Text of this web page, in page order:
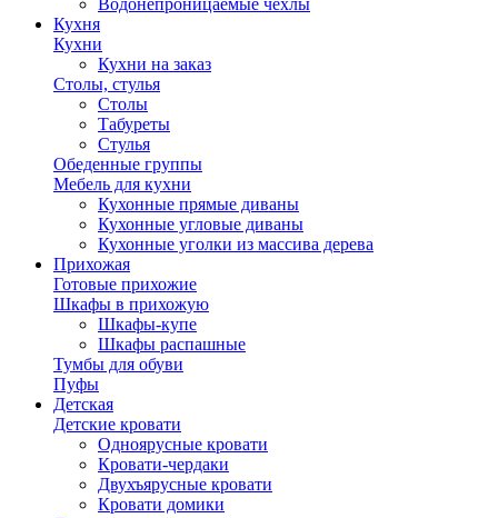
Водонепроницаемые чехлы
Кухня
Кухни
Кухни на заказ
Столы, стулья
Столы
Табуреты
Стулья
Обеденные группы
Мебель для кухни
Кухонные прямые диваны
Кухонные угловые диваны
Кухонные уголки из массива дерева
Прихожая
Готовые прихожие
Шкафы в прихожую
Шкафы-купе
Шкафы распашные
Тумбы для обуви
Пуфы
Детская
Детские кровати
Одноярусные кровати
Кровати-чердаки
Двухъярусные кровати
Кровати домики